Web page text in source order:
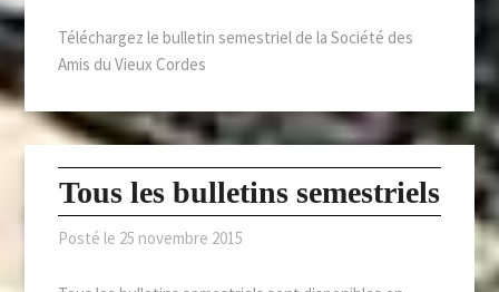
Téléchargez le bulletin semestriel de la Société des
Amis du Vieux Cordes
Tous les bulletins semestriels
Posté le 25 novembre 2015